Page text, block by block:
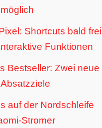
Shortcuts bald frei
Funktionen
Bestseller: Zwei neue
auf der Nordschleife
Stromer